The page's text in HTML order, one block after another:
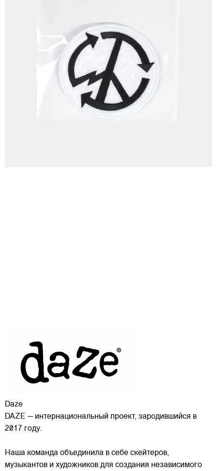
Daze
DAZE — интернациональный проект, зародившийся в
2017 году.
Наша команда объединила в себе скейтеров,
музыкантов и художников для создания независимого